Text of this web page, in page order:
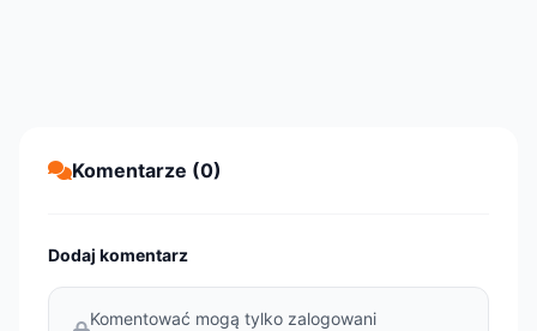
Komentarze (0)
Dodaj komentarz
Komentować mogą tylko zalogowani